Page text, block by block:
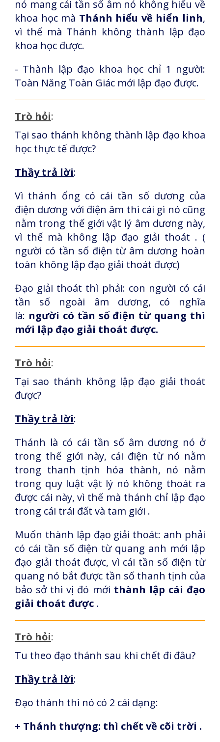
nó mang cái tần số âm nó không hiểu về
khoa học mà Thánh hiểu về hiển linh,
vì thế mà Thánh không thành lập đạo
khoa học được.
- Thành lập đạo khoa học chỉ 1 người:
Toàn Năng Toàn Giác mới lập đạo được.
Trò hỏi:
Tại sao thánh không thành lập đạo khoa
học thực tế được?
Thầy trả lời:
Vì thánh ổng có cái tần số dương của
điện dương với điện âm thì cái gì nó cũng
nằm trong thế giới vật lý âm dương này,
vì thế mà không lập đạo giải thoát . (
người có tần số điện từ âm dương hoàn
toàn không lập đạo giải thoát được)
Đạo giải thoát thì phải: con người có cái
tần số ngoài âm dương, có nghĩa
là: người có tần số điện từ quang thì
mới lập đạo giải thoát được.
Trò hỏi:
Tại sao thánh không lập đạo giải thoát
được?
Thầy trả lời:
Thánh là có cái tần số âm dương nó ở
trong thế giới này, cái điện từ nó nằm
trong thanh tịnh hóa thành, nó nằm
trong quy luật vật lý nó không thoát ra
được cái này, vì thế mà thánh chỉ lập đạo
trong cái trái đất và tam giới .
Muốn thành lập đạo giải thoát: anh phải
có cái tần số điện từ quang anh mới lập
đạo giải thoát được, vì cái tần số điện từ
quang nó bắt được tần số thanh tịnh của
bảo sở thì vị đó mới thành lập cái đạo
giải thoát được .
Trò hỏi:
Tu theo đạo thánh sau khi chết đi đâu?
Thầy trả lời:
Đạo thánh thì nó có 2 cái dạng:
+ Thánh thượng: thì chết về cõi trời .